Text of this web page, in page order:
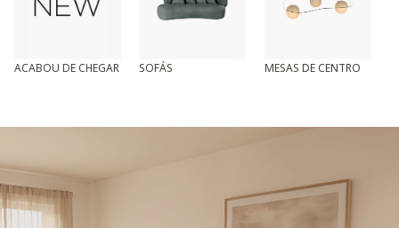
ACABOU DE CHEGAR SOFÁS MESAS DE CENTRO